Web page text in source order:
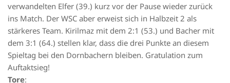
verwandelten Elfer (39.) kurz vor der Pause wieder zurück
ins Match. Der WSC aber erweist sich in Halbzeit 2 als
stärkeres Team. Kirilmaz mit dem 2:1 (53.) und Bacher mit
dem 3:1 (64.) stellen klar, dass die drei Punkte an diesem
Spieltag bei den Dornbachern bleiben. Gratulation zum
Auftaktsieg!
Tore: